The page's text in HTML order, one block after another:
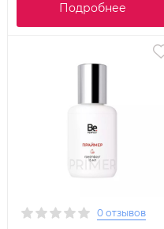
Подробнее
0 отзывов